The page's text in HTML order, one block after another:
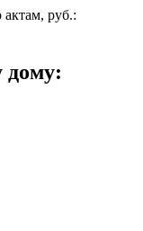
руб.:
дому: